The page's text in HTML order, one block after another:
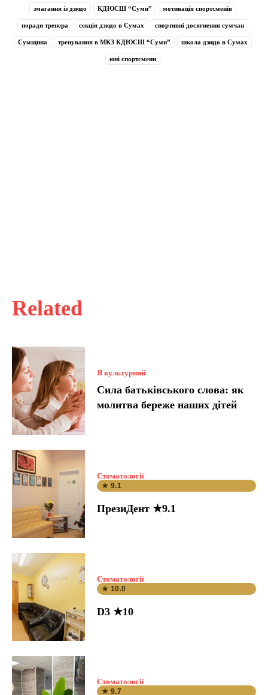
Related
Я культурний
Сила батьківського слова: як
молитва береже наших дітей
Стоматології
★ 9.1
ПрезиДент ★9.1
Стоматології
★ 10.0
D3 ★10
Стоматології
★ 9.7
змагання із дзюдо КДЮСШ “Суми” мотивація спортсменів
поради тренера секція дзюдо в Сумах спортивні досягнення сумчан
Сумщина тренування в МКЗ КДЮСШ “Суми” школа дзюдо в Сумах
юні спортсмени